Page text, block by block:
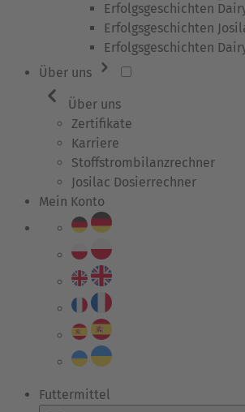
Erfolgsgeschichten
Erfolgsgeschichten
Erfolgsgeschichten
Über uns
Über uns
Zertifikate
Karriere
Stoffstrombilanzrechner
Josilac Dosierrechner
Mein Konto
Futtermittel